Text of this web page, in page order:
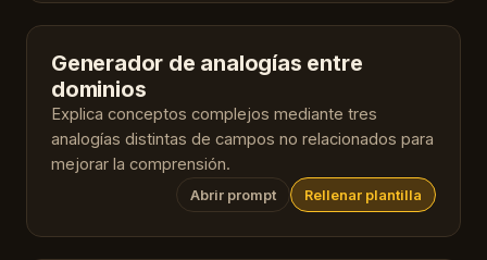
Generador de analogías entre
dominios
Explica conceptos complejos mediante tres
analogías distintas de campos no relacionados para
mejorar la comprensión.
Abrir prompt Rellenar plantilla